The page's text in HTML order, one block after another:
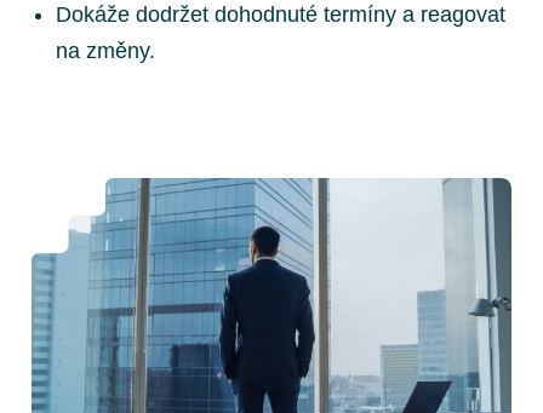
Dokáže dodržet dohodnuté termíny a reagovat
na změny.